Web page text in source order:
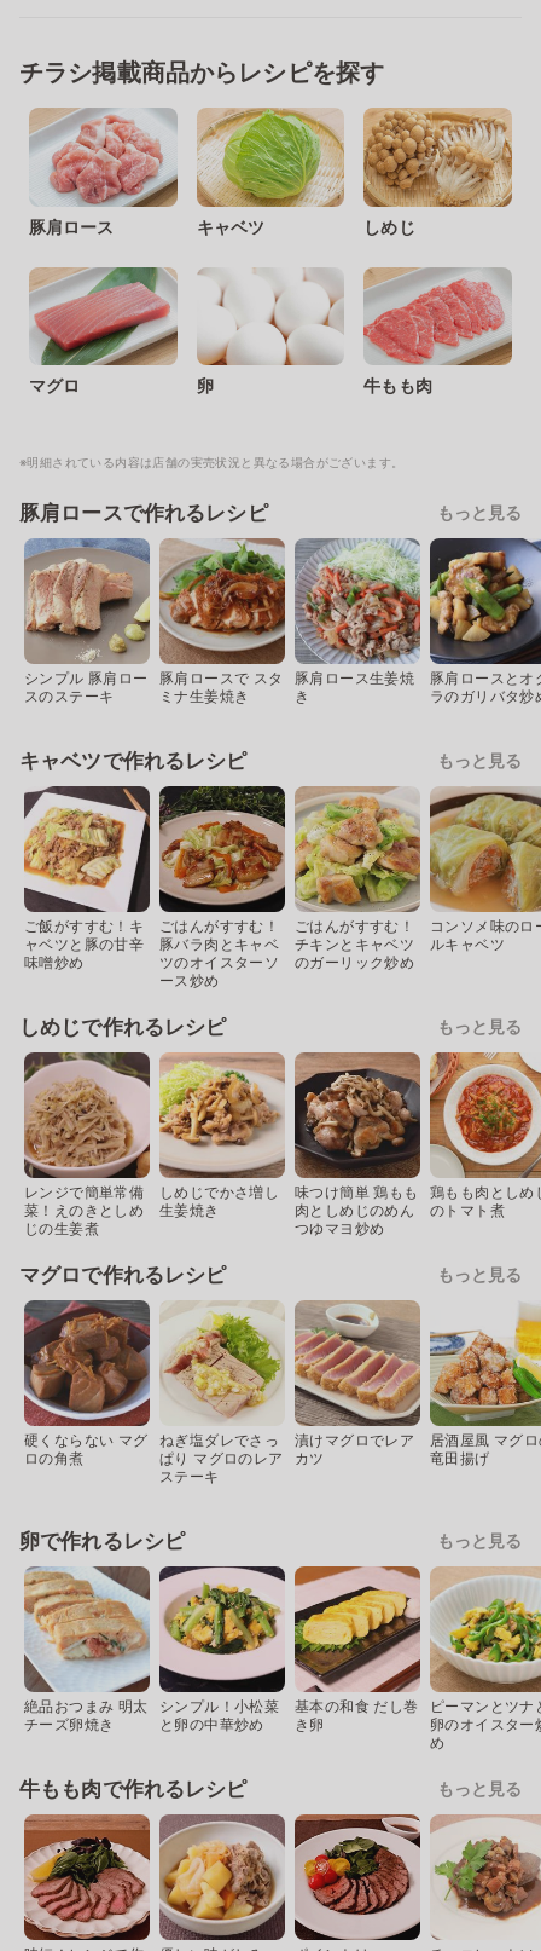
チラシ掲載商品からレシピを探す
豚肩ロース キャベツ しめじ
マグロ 卵 牛もも肉
※明細されている内容は店舗の実売状況と異なる場合がございます。
豚肩ロースで作れるレシピ もっと見る
シンプル 豚肩ロー
スのステーキ
豚肩ロースで スタ
ミナ生姜焼き
豚肩ロース生姜焼
き
豚肩ロースとオ
ラのガリバタ炒
キャベツで作れるレシピ もっと見る
ご飯がすすむ！キ
ャベツと豚の甘辛
味噌炒め
ごはんがすすむ！
豚バラ肉とキャベ
ツのオイスターソ
ース炒め
ごはんがすすむ！
チキンとキャベツ
のガーリック炒め
コンソメ味のロ
ルキャベツ
しめじで作れるレシピ もっと見る
レンジで簡単常備
菜！えのきとしめ
じの生姜煮
しめじでかさ増し
生姜焼き
味つけ簡単 鶏もも
肉としめじのめん
つゆマヨ炒め
鶏もも肉としめ
のトマト煮
マグロで作れるレシピ もっと見る
硬くならない マグ
ロの角煮
ねぎ塩ダレでさっ
ぱり マグロのレア
ステーキ
漬けマグロでレア
カツ
居酒屋風 マグ
竜田揚げ
卵で作れるレシピ もっと見る
絶品おつまみ 明太
チーズ卵焼き
シンプル！小松菜
と卵の中華炒め
基本の和食 だし巻
き卵
ピーマンとツナ
卵のオイスター
め
牛もも肉で作れるレシピ もっと見る